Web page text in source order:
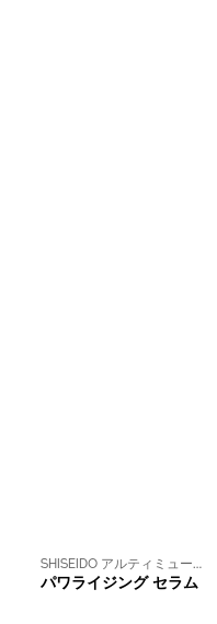
SHISEIDO アルティミューン™
パワライジング セラム